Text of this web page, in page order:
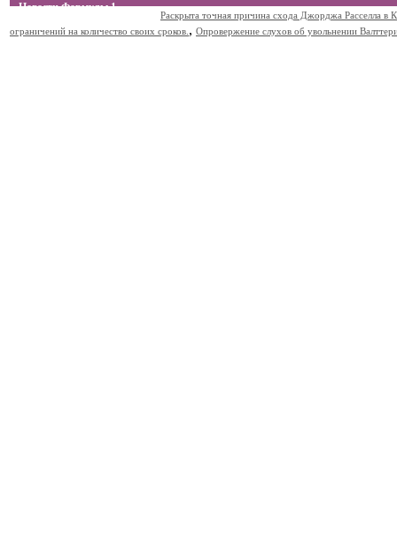
Новости Формулы 1
Раскрыта точная причина схода Джорджа Расселла в
ограничений на количество своих сроков. , Опровержение слухов об увольнении